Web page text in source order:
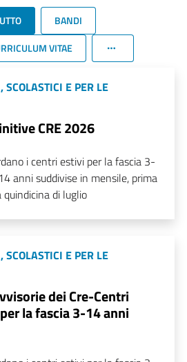
BANDI
VITAE
E PER LE
CRE 2026
i centri estivi per la fascia 3-
anni suddivise in mensile, prima
di luglio
E PER LE
dei Cre-Centri
la fascia 3-14 anni